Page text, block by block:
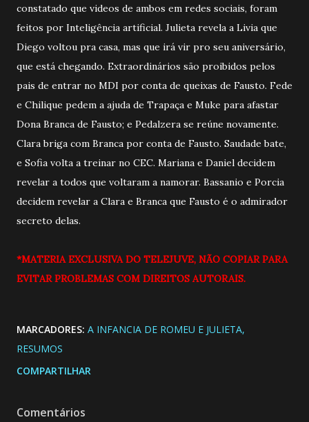
constatado que videos de ambos em redes sociais, foram
feitos por Inteligência artificial. Julieta revela a Livia que
Diego voltou pra casa, mas que irá vir pro seu aniversário,
que está chegando. Extraordinários são proibidos pelos
pais de entrar no MDI por conta de queixas de Fausto. Fede
e Chilique pedem a ajuda de Trapaça e Muke para afastar
Dona Branca de Fausto; e Pedalzera se reúne novamente.
Clara briga com Branca por conta de Fausto. Saudade bate,
e Sofia volta a treinar no CEC. Mariana e Daniel decidem
revelar a todos que voltaram a namorar. Bassanio e Porcia
decidem revelar a Clara e Branca que Fausto é o admirador
secreto delas.
*MATERIA EXCLUSIVA DO TELEJUVE, NÃO COPIAR PARA
EVITAR PROBLEMAS COM DIREITOS AUTORAIS.
MARCADORES: A INFANCIA DE ROMEU E JULIETA
RESUMOS
COMPARTILHAR
Comentários